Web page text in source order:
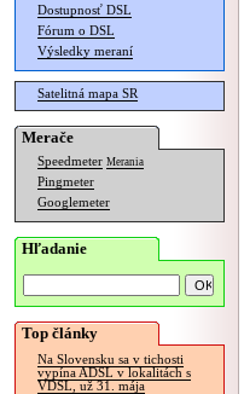
Dostupnosť DSL
Fórum o DSL
Výsledky meraní
Satelitná mapa SR
Merače
Speedmeter Merania
Pingmeter
Googlemeter
Hľadanie
Top články
Na Slovensku sa v tichosti
vypína ADSL v lokalitách s
VDSL, už 31. mája